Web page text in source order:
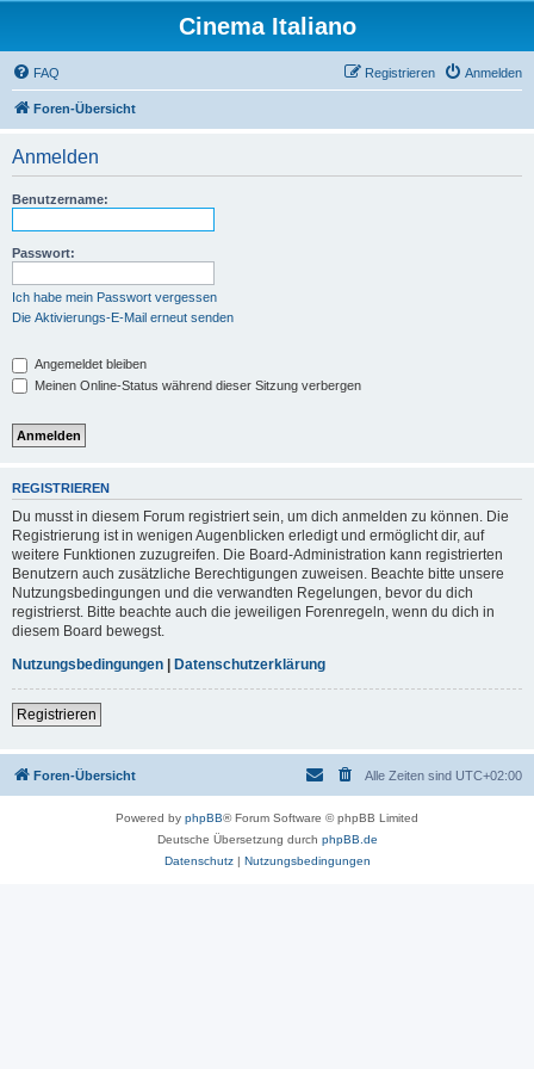
Cinema Italiano
FAQ Anmelden
Registrieren
Foren-Übersicht
Anmelden
Benutzername:
Passwort:
Ich habe mein Passwort vergessen
Die Aktivierungs-E-Mail erneut senden
Angemeldet bleiben
Meinen Online-Status während dieser Sitzung verbergen
REGISTRIEREN
Du musst in diesem Forum registriert sein, um dich anmelden zu können. Die
Registrierung ist in wenigen Augenblicken erledigt und ermöglicht dir, auf
weitere Funktionen zuzugreifen. Die Board-Administration kann registrierten
Benutzern auch zusätzliche Berechtigungen zuweisen. Beachte bitte unsere
Nutzungsbedingungen und die verwandten Regelungen, bevor du dich
registrierst. Bitte beachte auch die jeweiligen Forenregeln, wenn du dich in
diesem Board bewegst.
Nutzungsbedingungen | Datenschutzerklärung
Registrieren
Foren-Übersicht Alle Zeiten sind UTC+02:00
Powered by phpBB® Forum Software © phpBB Limited
Deutsche Übersetzung durch phpBB.de
Datenschutz| Nutzungsbedingungen